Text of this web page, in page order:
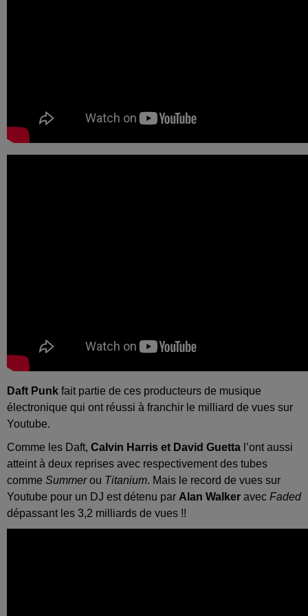
Daft Punk fait partie de ces producteurs de musique
électronique qui ont réussi à franchir le milliard de vues sur
Youtube.
Comme les Daft, Calvin Harris et David Guetta l’ont aussi
atteint à deux reprises avec respectivement des tubes
comme Summerou Titanium. Mais le record de vues sur
Youtube pour un DJ est détenu par Alan Walker avec Faded
dépassant les 3,2 milliards de vues !!